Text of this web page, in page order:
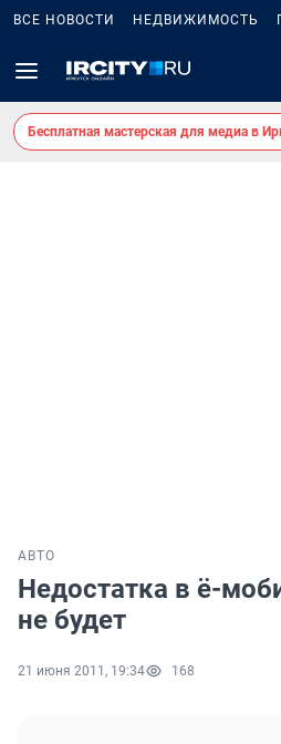
ВСЕ НОВОСТИ НЕДВИЖИМОСТЬ
Бесплатная мастерская для медиа в
АВТО
Недостатка в ё-
не будет
21 июня 2011, 19:34 168